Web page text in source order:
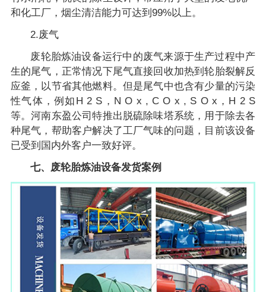
和化工厂，烟尘清洁能力可达到99%以上。
2.废气
废轮胎炼油设备运行中的废气来源于生产过程中产
生的尾气，正常情况下尾气直接回收加热到轮胎裂解反
应釜，以节省其他燃料。但是尾气中也含有少量的污染
性气体，例如H 2 S，N O x , C O x , S O x，H 2 S
等。河南东盈公司特推出脱硫除味塔系统，用于除去各
种尾气，帮助客户解决了工厂气味的问题，目前该设备
已受到国内外客户一致好评。
七、废轮胎炼油设备发货案例